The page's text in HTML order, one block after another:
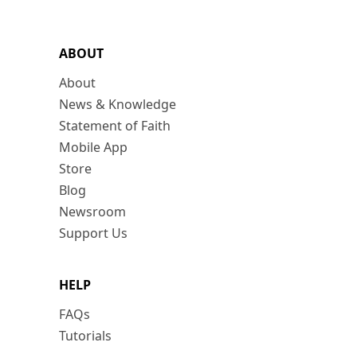
ABOUT
About
News & Knowledge
Statement of Faith
Mobile App
Store
Blog
Newsroom
Support Us
HELP
FAQs
Tutorials